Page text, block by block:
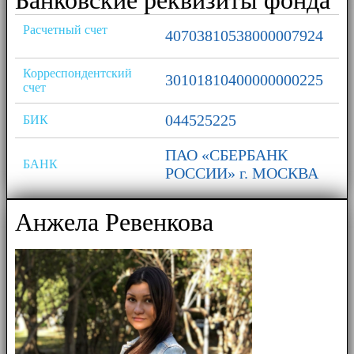
Расчетный счет 40703810538000007924
Корреспондентский
счет
30101810400000000225
БИК 044525225
БАНК
ПАО «СБЕРБАНК
РОССИИ» г. МОСКВА
Анжела Ревенкова